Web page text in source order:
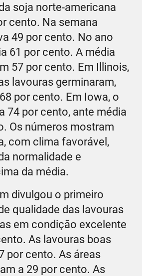
soja norte-americana
cento. Na semana
49 por cento. No ano
61 por cento. A média
57 por cento. Em Illinois,
lavouras germinaram,
por cento. Em Iowa, o
74 por cento, ante média
Os números mostram
com clima favorável,
normalidade e
da média.
divulgou o primeiro
qualidade das lavouras
em condição excelente
As lavouras boas
por cento. As áreas
a 29 por cento. As